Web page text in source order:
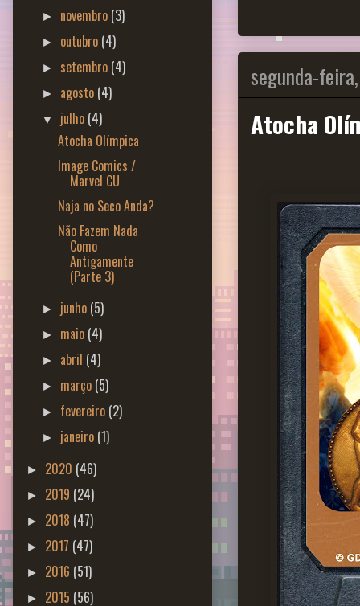
segunda-
Atocha
► novembro (3)
► outubro (4)
► setembro (4)
► agosto (4)
▼ julho (4)
Atocha Olímpica
Image Comics /
Marvel CU
Naja no Seco Anda?
Não Fazem Nada
Como
Antigamente
(Parte 3)
► junho (5)
► maio (4)
► abril (4)
► março (5)
► fevereiro (2)
► janeiro (1)
► 2020 (46)
► 2019 (24)
► 2018 (47)
► 2017 (47)
► 2016 (51)
► 2015 (56)